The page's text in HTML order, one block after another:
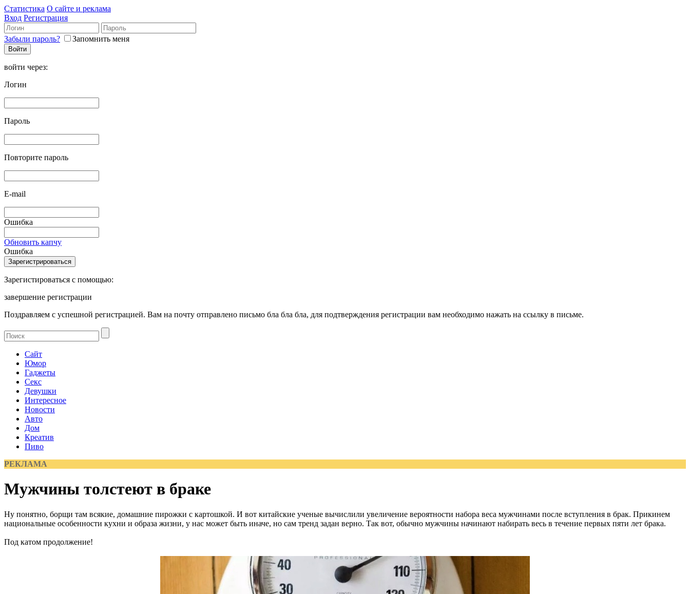
Статистика О сайте и реклама
Вход Регистрация
Забыли пароль? Запомнить меня
войти через:
Логин
Пароль
Повторите пароль
E-mail
Ошибка
Обновить капчу
Ошибка
Зарегистироваться с помощью:
завершение регистрации
Поздравляем с успешной регистрацией. Вам на почту отправлено письмо бла бла бла, для подтверждения регистрации вам необходимо нажать на ссылку в письме.
Сайт
Юмор
Гаджеты
Секс
Девушки
Интересное
Новости
Авто
Дом
Креатив
Пиво
РЕКЛАМА
Мужчины толстеют в браке
Ну понятно, борщи там всякие, домашние пирожки с картошкой. И вот китайские ученые вычислили увеличение вероятности набора веса мужчинами после вступления в брак. Прикинем
национальные особенности кухни и образа жизни, у нас может быть иначе, но сам тренд задан верно. Так вот, обычно мужчины начинают набирать весь в течение первых пяти лет брака.
Под катом продолжение!